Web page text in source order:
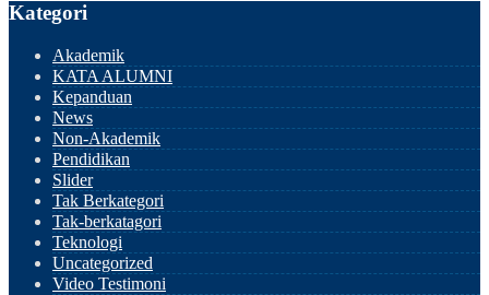
Kategori
Akademik
KATA ALUMNI
Kepanduan
News
Non-Akademik
Pendidikan
Slider
Tak Berkategori
Tak-berkatagori
Teknologi
Uncategorized
Video Testimoni